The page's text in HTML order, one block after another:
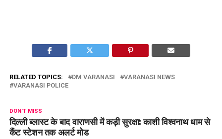
RELATED TOPICS: DM VARANASI
VARANASI NEWS
VARANASI POLICE
DON'T MISS
दिल्ली ब्लास्ट के बाद वाराणसी में कड़ी सुरक्षा: काशी विश्वनाथ धाम से
कैंट स्टेशन तक अलर्ट मोड